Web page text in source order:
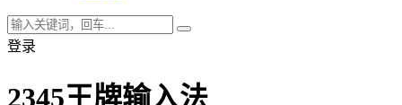
登录
2345王牌输入法